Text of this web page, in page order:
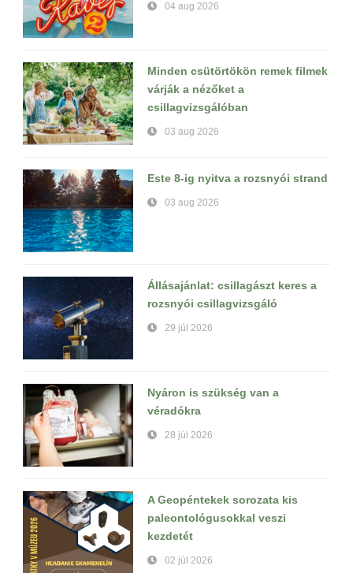
04 aug 2026
Minden csütörtökön remek filmek
várják a nézőket a
csillagvizsgálóban
03 aug 2026
Este 8-ig nyitva a rozsnyói strand
03 aug 2026
Állásajánlat: csillagászt keres a
rozsnyói csillagvizsgáló
29 júl 2026
Nyáron is szükség van a
véradókra
28 júl 2026
A Geopéntekek sorozata kis
paleontológusokkal veszi
kezdetét
02 júl 2026